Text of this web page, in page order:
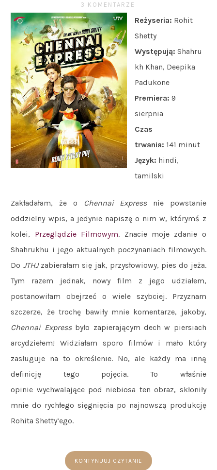
3 KOMENTARZE
Reżyseria: Rohit
Shetty
Występują: Shahru
kh Khan, Deepika
Padukone
Premiera: 9
sierpnia
Czas
trwania: 141 minut
Język: hindi,
tamilski
Zakładałam, że o Chennai Expressnie powstanie
oddzielny wpis, a jedynie napiszę o nim w, którymś z
kolei, Przeglądzie Filmowym. Znacie moje zdanie o
Shahrukhu i jego aktualnych poczynaniach filmowych.
Do JTHJzabierałam się jak, przysłowiowy, pies do jeża.
Tym razem jednak, nowy film z jego udziałem,
postanowiłam obejrzeć o wiele szybciej. Przyznam
szczerze, że trochę bawiły mnie komentarze, jakoby,
Chennai Expressbyło zapierającym dech w piersiach
arcydziełem! Widziałam sporo filmów i mało który
zasługuje na to określenie. No, ale każdy ma inną
definicję tego pojęcia. To właśnie
opinie wychwalające pod niebiosa ten obraz, skłoniły
mnie do rychłego sięgnięcia po najnowszą produkcję
Rohita Shetty’ego.
KONTYNUUJ CZYTANIE